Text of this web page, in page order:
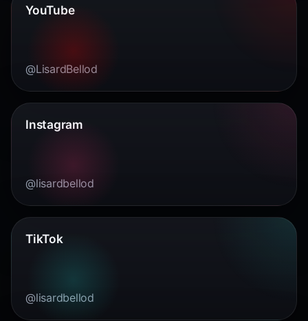
YouTube
@LisardBellod
Instagram
@lisardbellod
TikTok
@lisardbellod